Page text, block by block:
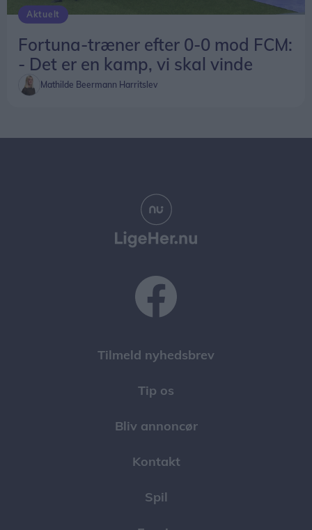
Aktuelt
Fortuna-træner efter 0-0 mod FCM:
- Det er en kamp, vi skal vinde
Mathilde Beermann Harritslev
Tilmeld nyhedsbrev
Tip os
Bliv annoncør
Kontakt
Spil